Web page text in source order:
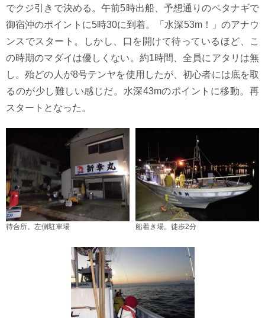
でクジ引きで決める。午前5時出船、予想通りのベタナギで
御宿沖のポイントに5時30に到着。「水深53m！」のアナウ
ンスでスタート。しかし、口を開けて待っているほど、こ
の時期のマダイは優しくない。約1時間、全員にアタリは無
し。殆どの人が8号テンヤを使用したが、初心者には底を取
るのが少し難しい感じだ。水深43mのポイントに移動。再
スタートとなった。
待合所。左側駐車場 船着き場。徒歩2分